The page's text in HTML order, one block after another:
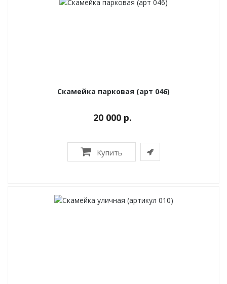
Скамейка парковая (арт 046)
20 000 р.
Купить